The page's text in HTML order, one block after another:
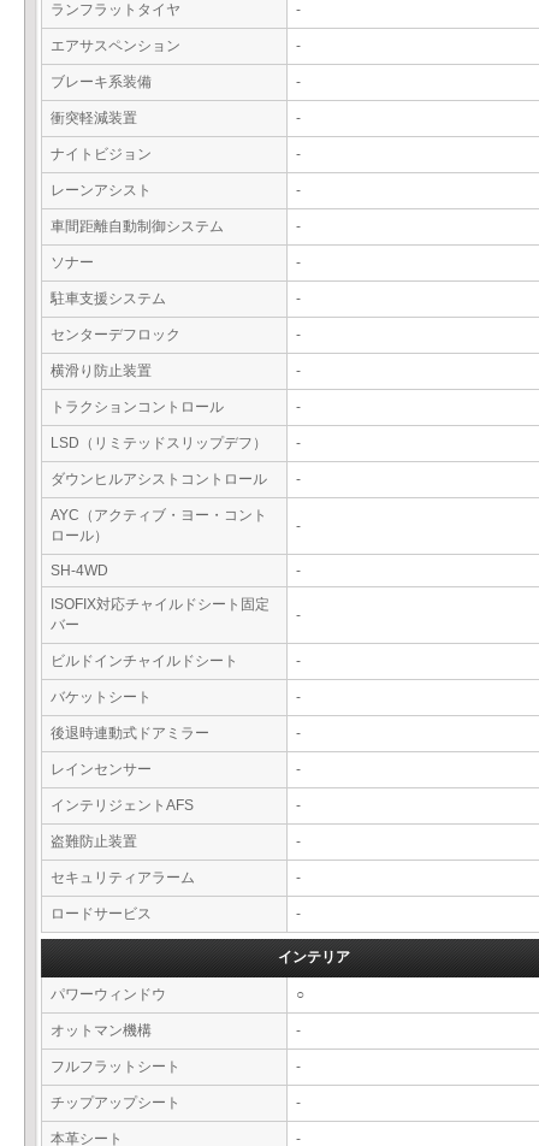
ランフラットタイヤ -
エアサスペンション -
ブレーキ系装備 -
衝突軽減装置 -
ナイトビジョン -
レーンアシスト -
車間距離自動制御システム -
ソナー -
駐車支援システム -
センターデフロック -
横滑り防止装置 -
トラクションコントロール -
LSD（リミテッドスリップデフ） -
ダウンヒルアシストコントロール -
AYC（アクティブ・ヨー・コント
ロール）
-
SH-4WD
-
ISOFIX対応チャイルドシート固定
バー
-
ビルドインチャイルドシート -
バケットシート -
後退時連動式ドアミラー -
レインセンサー -
インテリジェントAFS -
盗難防止装置 -
セキュリティアラーム -
ロードサービス -
インテリア
パワーウィンドウ ○
オットマン機構 -
フルフラットシート -
チップアップシート -
本革シート -